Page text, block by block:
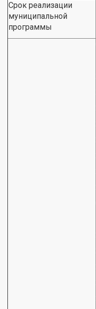
Срок реализации
муниципальной
программы